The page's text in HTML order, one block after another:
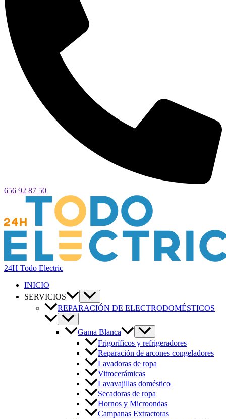
656 92 87 50
24H Todo Electric
INICIO
SERVICIOS
REPARACIÓN DE ELECTRODOMÉSTICOS
Gama Blanca
Frigoríficos y refrigeradores
Reparación de arcones congeladores
Lavadoras de ropa
Vitrocerámicas
Lavavajillas doméstico
Secadoras de ropa
Hornos y Microondas
Campanas Extractoras